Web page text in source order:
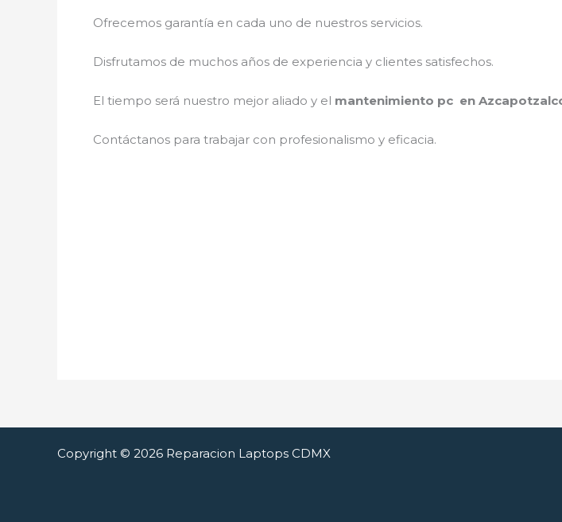
Ofrecemos garantía en cada uno de nuestros servicios.
Disfrutamos de muchos años de experiencia y clientes satisfechos.
El tiempo será nuestro mejor aliado y el mantenimiento pc en
Contáctanos para trabajar con profesionalismo y eficacia.
Copyright © 2026 Reparacion Laptops CDMX